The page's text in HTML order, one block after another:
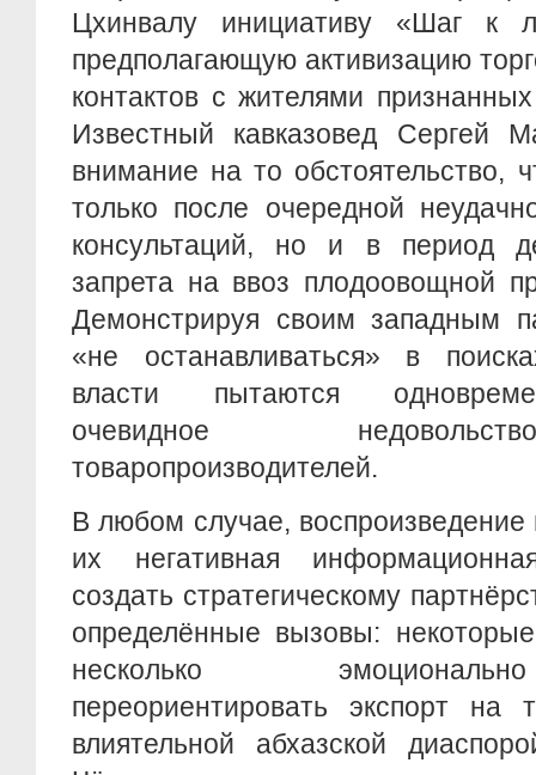
Цхинвалу инициативу «Шаг к
предполагающую активизацию
контактов с жителями
Известный кавказовед Сергей
внимание на то обстоятельство,
только после очередной
консультаций, но и в период
запрета на ввоз плодоовощной
Демонстрируя своим западным
«не останавливаться» в
власти пытаются
очевидное
товаропроизводителей.
В любом случае,
их негативная
создать стратегическому
определённые вызовы:
несколько
переориентировать экспорт
влиятельной абхазской